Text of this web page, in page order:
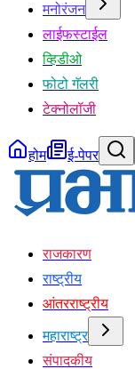
मनोरंजन
लाईफस्टाईल
व्हिडीओ
फोटो गॅलरी
टेक्नोलॉजी
होम ई-पेपर
राजकारण
राष्ट्रीय
आंतरराष्ट्रीय
महाराष्ट्र
संपादकीय